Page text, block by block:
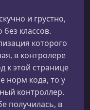
и грустно,
без классов.
которого
в контролере
к этой странице
норм кода, то у
контроллер.
получилась, в